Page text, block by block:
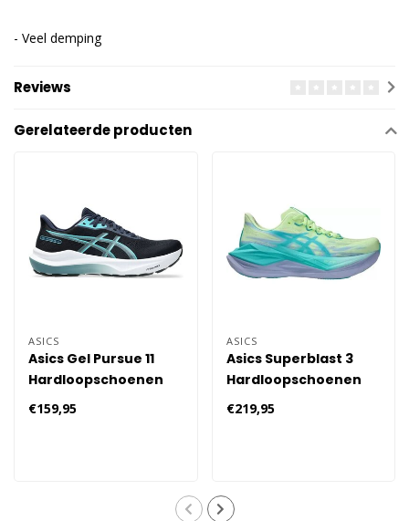
- Veel demping
Reviews
Gerelateerde producten
ASICS
Asics Gel Pursue 11
Hardloopschoenen
Heren - Blauw
€159,95
ASICS
Asics Superblast 3
Hardloopschoenen
Heren - Groen
€219,95